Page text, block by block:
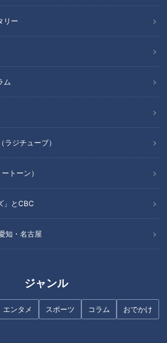
リー
ム
ジチューブ）
トーン）
」とCBC
知・名古屋
ジャンル
エンタメ スポーツ コラム おでかけ
ぐ）さん ５２歳
）さん ４４歳
や）くん ２２歳
ゆ）さん ２０歳
い）さん １７歳
う）さん １６歳
い）さん １４歳
の）さん １３歳
ら）さん １１歳
き）さん ９歳
ん）さん ６歳
ん ３５歳
）くん １３歳
）さん １１歳
）さん ８歳